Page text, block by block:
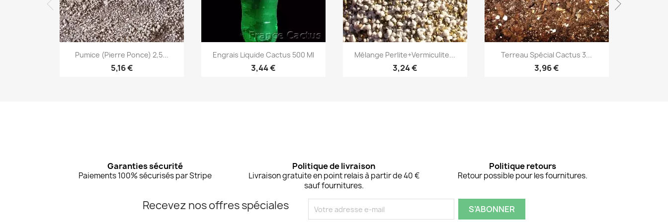
 Aperçu rapide
Pumice (Pierre Ponce) 2,5...
5,16 €
Aperçu rapide
Engrais Liquide Cactus 500 Ml
3,44 €
Aperçu rapide
Mélange Perlite+Vermiculite...
3,24 €
Aperçu rapide
Terreau Spécial Cactus 3...
3,96 €
Garanties sécurité
Paiements 100% sécurisés par Stripe
Politique de livraison
Livraison gratuite en point relais à partir de 40 €
sauf fournitures.
Politique retours
Retour possible pour les fournitures.
Recevez nos offres spéciales